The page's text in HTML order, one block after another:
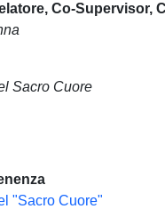
Co-Supervisor,
Sacro Cuore
"Sacro Cuore"